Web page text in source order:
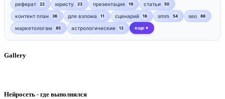
реферат 22 юристу 23 презентация 19 статьи 50
контент план 36 для взлома 11 сценарий 16 smm 54 seo 88
маркетологам 85 астрологические 12 еще ▼
Gallery
Нейросеть - где выполнялся